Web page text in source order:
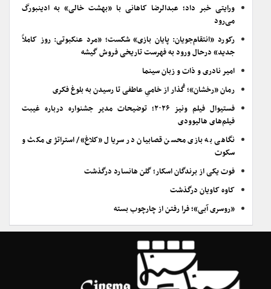
ورایتی خبر داد؛ عبدالرضا کاهانی با «بهشت خالی» به ادینبورگ
می‌رود
رکورد «انتقام‌جویان: پایان بازی» شکست؛ «مرد عنکبوتی: روز کاملاً
جدید» درحال ورود به فهرست تاریخی فروش گیشه
امیر نادری و ذات و زبان سینما
رمان «رخشان»؛ گُذار از خامیِ عاطفی تا رسیدن به بلوغ فکری
فستیوال فیلم ونیز ۲۰۲۶؛ توضیحات مدیر جشنواره درباره غیبت
فیلم‌های هالیوودی
نگاهی به بازی محسن قصابیان در سریال «کلاغ»/ استراتژی مکث و
سکوت
فوت یکی از برندگان اسکار؛ گلن هانسارد درگذشت
کاوه کاویان درگذشت
«روسری آبی»؛ فرا رفتن از چارچوب بسته